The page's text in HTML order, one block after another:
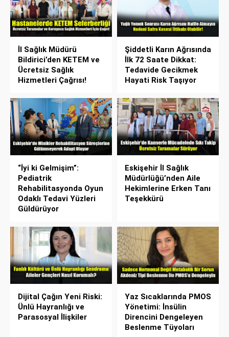
İl Sağlık Müdürü
Bildirici’den KETEM ve
Ücretsiz Sağlık
Hizmetleri Çağrısı!
Şiddetli Karın Ağrısında
İlk 72 Saate Dikkat:
Tedavide Gecikmek
Hayati Risk Taşıyor
“İyi ki Gelmişim”:
Pediatrik
Rehabilitasyonda Oyun
Odaklı Tedavi Yüzleri
Güldürüyor
Eskişehir İl Sağlık
Müdürlüğü’nden Aile
Hekimlerine Erken Tanı
Teşekkürü
Dijital Çağın Yeni Riski:
Ünlü Hayranlığı ve
Parasosyal İlişkiler
Yaz Sıcaklarında PMOS
Yönetimi: İnsülin
Direncini Dengeleyen
Beslenme Tüyoları